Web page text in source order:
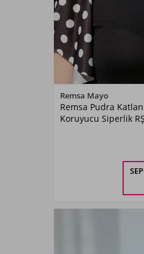
Remsa Mayo
Remsa Pudra
Koruyucu Siperlik